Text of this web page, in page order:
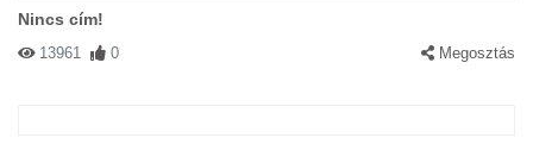
Nincs cím!
13961 0 Megosztás